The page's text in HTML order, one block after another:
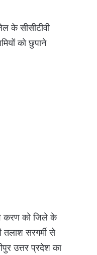
के सीसीटीवी
को छुपाने
करण को जिले के
तलाश सरगर्मी से
उत्तर प्रदेश का